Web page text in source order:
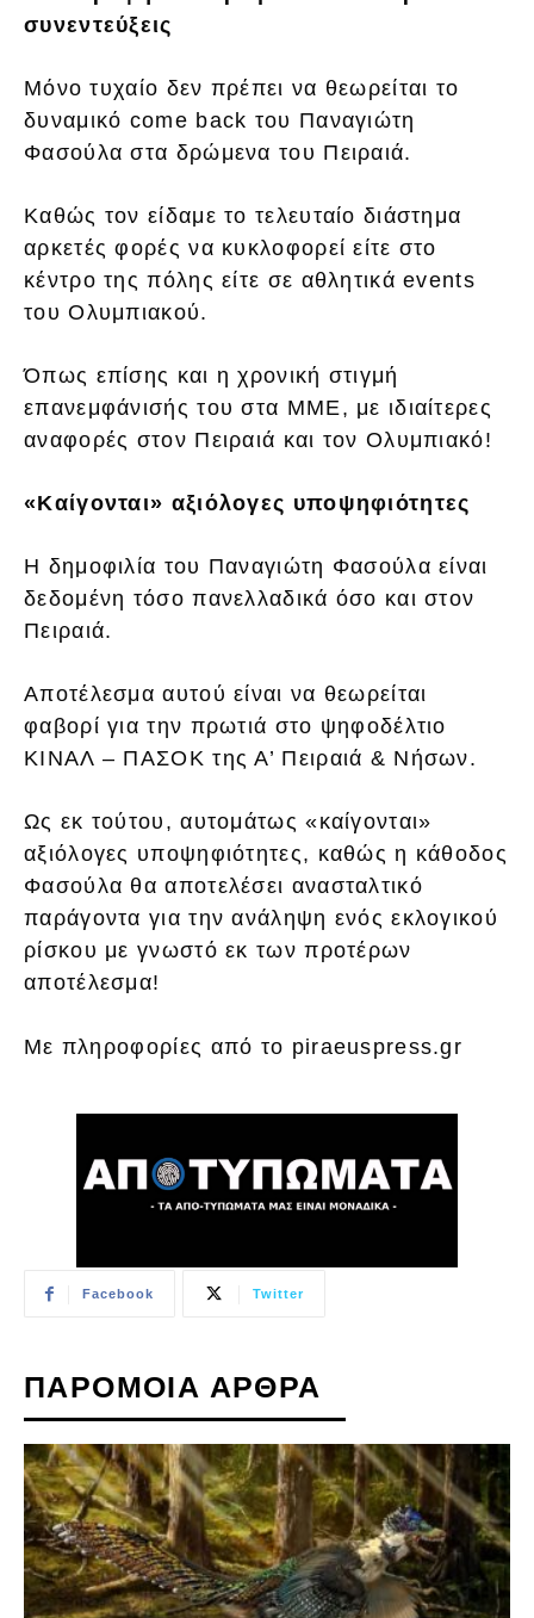
συνεντεύξεις
Μόνο τυχαίο δεν πρέπει να θεωρείται το
δυναμικό come back του Παναγιώτη
Φασούλα στα δρώμενα του Πειραιά.
Καθώς τον είδαμε το τελευταίο διάστημα
αρκετές φορές να κυκλοφορεί είτε στο
κέντρο της πόλης είτε σε αθλητικά events
του Ολυμπιακού.
Όπως επίσης και η χρονική στιγμή
επανεμφάνισής του στα ΜΜΕ, με ιδιαίτερες
αναφορές στον Πειραιά και τον Ολυμπιακό!
«Καίγονται» αξιόλογες υποψηφιότητες
Η δημοφιλία του Παναγιώτη Φασούλα είναι
δεδομένη τόσο πανελλαδικά όσο και στον
Πειραιά.
Αποτέλεσμα αυτού είναι να θεωρείται
φαβορί για την πρωτιά στο ψηφοδέλτιο
ΚΙΝΑΛ – ΠΑΣΟΚ της Α’ Πειραιά & Νήσων.
Ως εκ τούτου, αυτομάτως «καίγονται»
αξιόλογες υποψηφιότητες, καθώς η κάθοδος
Φασούλα θα αποτελέσει ανασταλτικό
παράγοντα για την ανάληψη ενός εκλογικού
ρίσκου με γνωστό εκ των προτέρων
αποτέλεσμα!
Με πληροφορίες από το piraeuspress.gr
Facebook Twitter
ΠΑΡΟΜΟΙΑ ΑΡΘΡΑ